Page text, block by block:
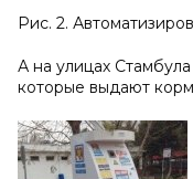
Рис. 2.
А на улицах
которые выдают